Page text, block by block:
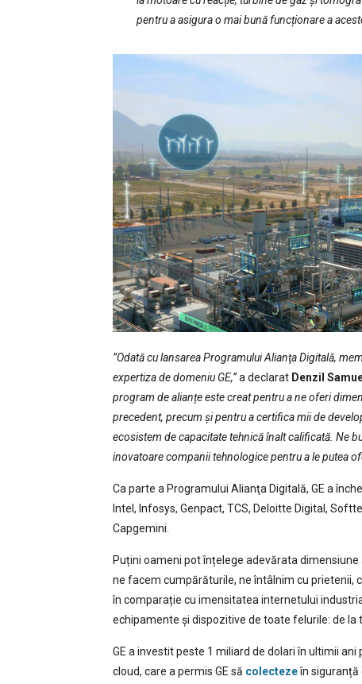
pentru a asigura o mai bună funcționare a
”Odată cu lansarea Programului Alianţa Digitală,
expertiza de domeniu GE,”a declarat Denzil
program de alianțe este creat pentru a ne oferi
precedent, precum și pentru a certifica mii de
ecosistem de capacitate tehnică înalt calificată. Ne
inovatoare companii tehnologice pentru a le putea
Ca parte a Programului Alianţa Digitală, GE a
Intel, Infosys, Genpact, TCS, Deloitte Digital,
Capgemini.
Puțini oameni pot înțelege adevărata
ne facem cumpărăturile, ne întâlnim cu prietenii,
în comparație cu imensitatea internetului
echipamente și dispozitive de toate felurile: de la
GE a investit peste 1 miliard de dolari în ultimii ani
cloud, care a permis GE să colectezeîn siguranță